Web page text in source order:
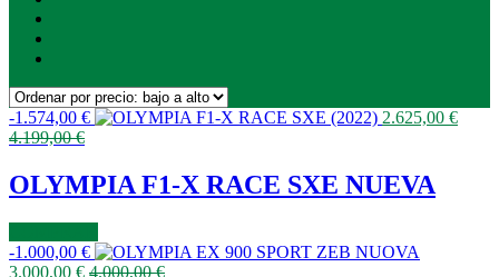
-1.574,00 € 2.625,00 €
4.199,00€
OLYMPIA F1-X RACE SXE NUEVA
-1.000,00 €
3.000,00 € 4.000,00€